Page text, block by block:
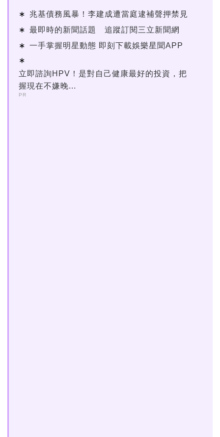
兆基債務風暴！李建成遭當庭逮補聲押禁見
最即時的新聞話題 追蹤訂閱三立新聞網
一手掌握明星動態 即刻下載娛樂星聞APP
立即諮詢HPV！是對自己健康最好的投資，把
握現在不嫌晚...
PR